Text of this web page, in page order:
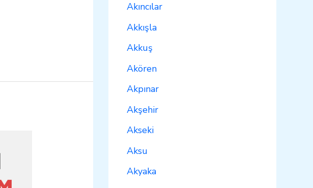
Akıncılar
Akkışla
Akkuş
Akören
Akpınar
Akşehir
Akseki
Aksu
Akyaka